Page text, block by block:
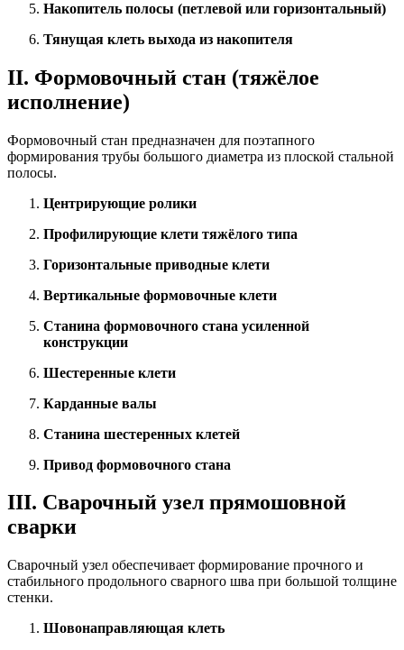
Накопитель полосы (петлевой или горизонтальный)
Тянущая клеть выхода из накопителя
II. Формовочный стан (тяжёлое
исполнение)
Формовочный стан предназначен для поэтапного
формирования трубы большого диаметра из плоской стальной
полосы.
Центрирующие ролики
Профилирующие клети тяжёлого типа
Горизонтальные приводные клети
Вертикальные формовочные клети
Станина формовочного стана усиленной
конструкции
Шестеренные клети
Карданные валы
Станина шестеренных клетей
Привод формовочного стана
III. Сварочный узел прямошовной
сварки
Сварочный узел обеспечивает формирование прочного и
стабильного продольного сварного шва при большой толщине
стенки.
Шовонаправляющая клеть